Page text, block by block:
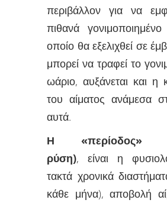
περιβάλλον για να
πιθανά
οποίο θα εξελιχθεί σε
μπορεί να τραφεί το
ωάριο, αυξάνεται και η
του αίματος ανάμεσα
αυτά.
Η «περίοδος»
ρύση), είναι η
τακτά χρονικά
κάθε μήνα), αποβολή